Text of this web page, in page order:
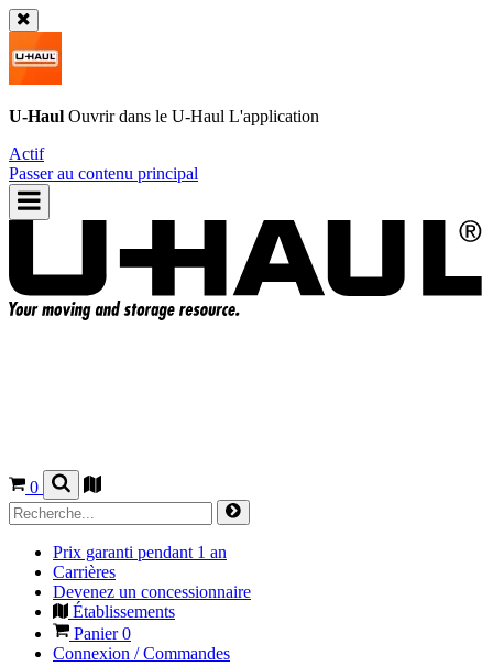
U-Haul Ouvrir dans le U-Haul L'application
Actif
Passer au contenu principal
0
Prix garanti pendant 1 an
Carrières
Devenez un concessionnaire
Établissements
Panier0
Connexion / Commandes